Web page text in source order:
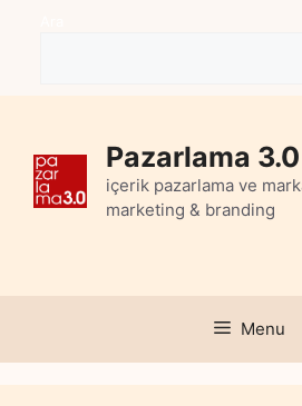
Pazarlama 3.0
içerik pazarlama ve
marketing & branding
Menu